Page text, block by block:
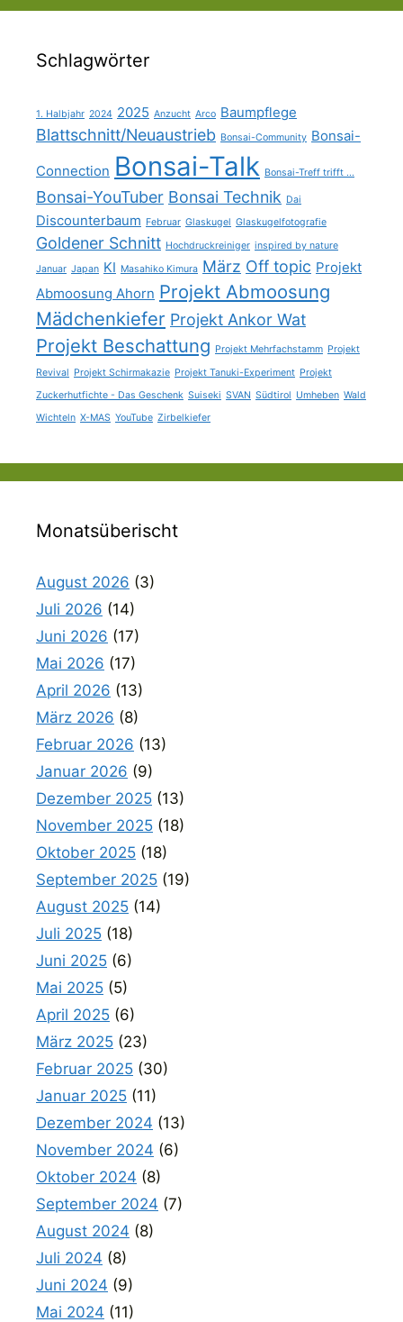
Schlagwörter
1. Halbjahr 2024 2025 Anzucht Arco Baumpflege
Blattschnitt/Neuaustrieb Bonsai-Community Bonsai-
Connection Bonsai-Talk Bonsai-Treff trifft ...
Bonsai-YouTuber Bonsai Technik Dai
Discounterbaum Februar Glaskugel Glaskugelfotografie
Goldener Schnitt Hochdruckreiniger inspired by nature
Januar Japan KI Masahiko Kimura März Off topic Projekt
Abmoosung Ahorn Projekt Abmoosung
Mädchenkiefer Projekt Ankor Wat
Projekt Beschattung Projekt Mehrfachstamm Projekt
Revival Projekt Schirmakazie Projekt Tanuki-Experiment Projekt
Zuckerhutfichte - Das Geschenk Suiseki SVAN Südtirol Umheben Wald
Wichteln X-MAS YouTube Zirbelkiefer
Monatsüberischt
August 2026 (3)
Juli 2026 (14)
Juni 2026 (17)
Mai 2026 (17)
April 2026 (13)
März 2026 (8)
Februar 2026 (13)
Januar 2026 (9)
Dezember 2025 (13)
November 2025 (18)
Oktober 2025 (18)
September 2025 (19)
August 2025 (14)
Juli 2025 (18)
Juni 2025 (6)
Mai 2025 (5)
April 2025 (6)
März 2025 (23)
Februar 2025 (30)
Januar 2025 (11)
Dezember 2024 (13)
November 2024 (6)
Oktober 2024 (8)
September 2024 (7)
August 2024 (8)
Juli 2024 (8)
Juni 2024 (9)
Mai 2024 (11)